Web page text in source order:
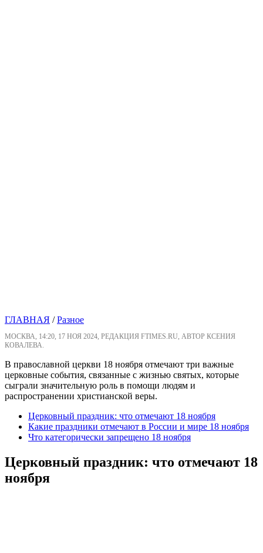
ГЛАВНАЯ /Разное
МОСКВА, 14:20, 17 НОЯ 2024, РЕДАКЦИЯ FTIMES.RU, АВТОР КСЕНИЯ
КОВАЛЕВА.
В православной церкви 18 ноября отмечают три важные
церковные события, связанные с жизнью святых, которые
сыграли значительную роль в помощи людям и
распространении христианской веры.
Церковный праздник: что отмечают 18 ноября
Какие праздники отмечают в России и мире 18 ноября
Что категорически запрещено 18 ноября
Церковный праздник: что отмечают 18
ноября